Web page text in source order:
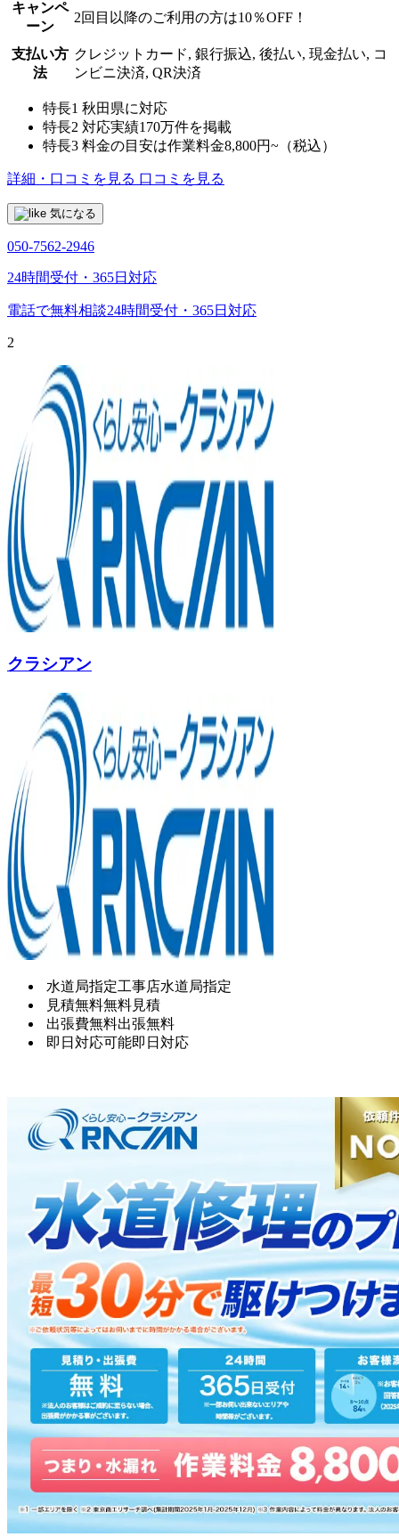
キャンペ
ーン
2回目以降のご利用の方は10％OFF！
支払い方
法
クレジットカード, 銀行振込, 後払い, 現金払い, コ
ンビニ決済, QR決済
特長1 秋田県に対応
特長2 対応実績170万件を掲載
特長3 料金の目安は作業料金8,800円~（税込）
詳細・口コミを見る 口コミを見る
気になる
050-7562-2946
24時間受付・365日対応
電話で無料相談24時間受付・365日対応
2
クラシアン
水道局指定工事店水道局指定
見積無料無料見積
出張費無料出張無料
即日対応可能即日対応